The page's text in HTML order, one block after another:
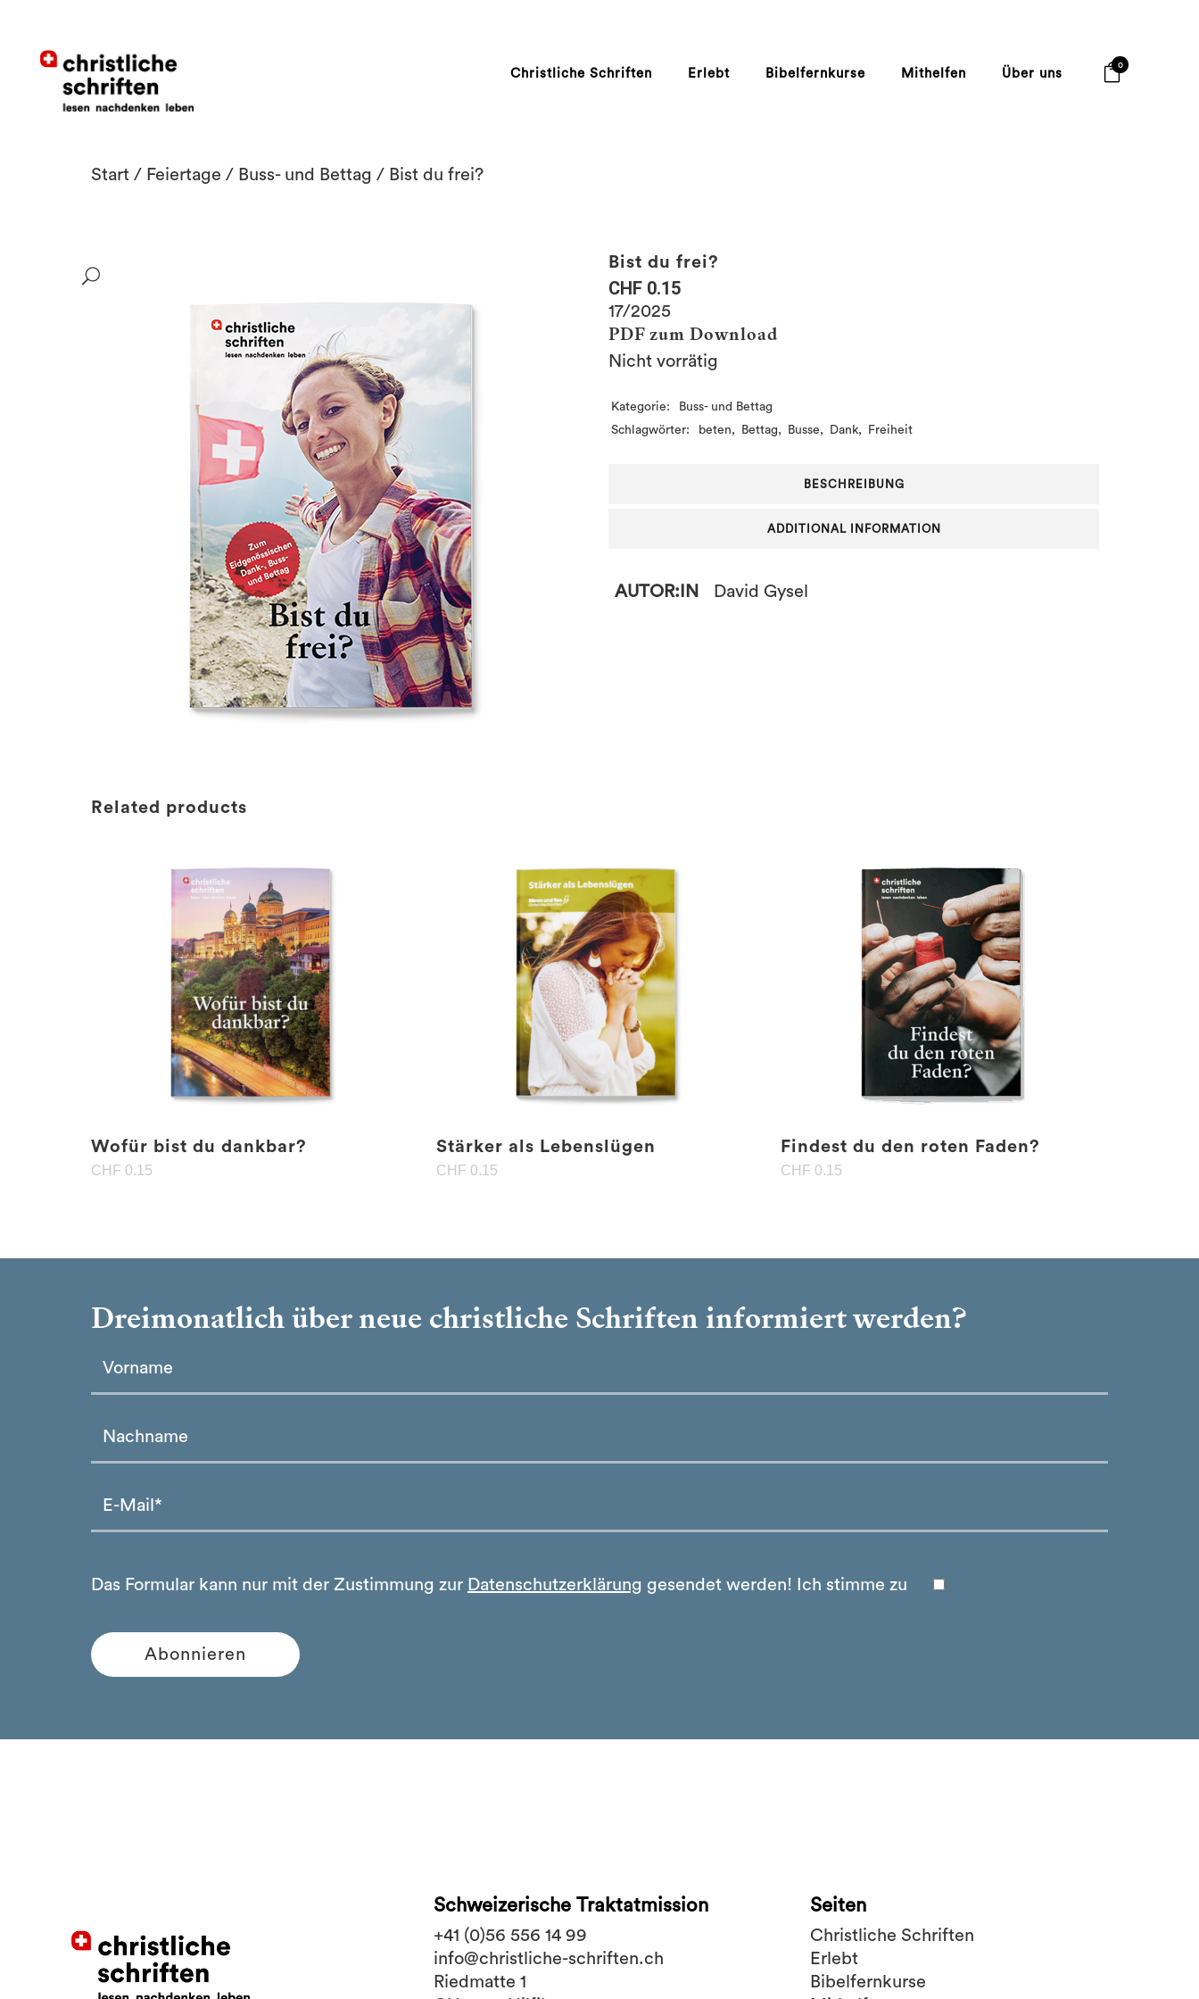
0
Christliche Schriften Erlebt Bibelfernkurse Mithelfen Über uns
Start / Feiertage / Buss- und Bettag / Bist du frei?
Bist du frei?
CHF 0.15
17/2025
PDF zum Download
Nicht vorrätig
Kategorie:
Buss- und Bettag
Schlagwörter:
beten, Bettag, Busse, Dank, Freiheit
BESCHREIBUNG
ADDITIONAL INFORMATION
AUTOR:IN David Gysel
Related products
Wofür bist du dankbar?
CHF 0.15
Stärker als Lebenslügen
CHF 0.15
Findest du den roten Faden?
CHF 0.15
Dreimonatlich über neue christliche Schriften informiert werden?
Das Formular kann nur mit der Zustimmung zur Datenschutzerklärung gesendet werden! Ich stimme zu
Schweizerische Traktatmission
+41 (0)56 556 14 99
info@christliche-schriften.ch
Riedmatte 1
Seiten
Christliche Schriften
Erlebt
Bibelfernkurse